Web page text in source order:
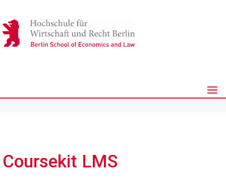
Coursekit LMS